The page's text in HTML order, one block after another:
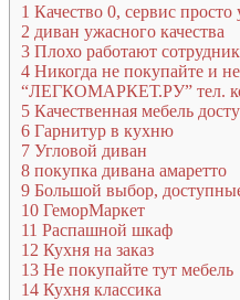
1 Качество 0, сервис просто
2 диван ужасного качества
3 Плохо работают
4 Никогда не покупайте и
“ЛЕГКОМАРКЕТ.РУ” тел.
5 Качественная мебель
6 Гарнитур в кухню
7 Угловой диван
8 покупка дивана амаретто
9 Большой выбор,
10 ГеморМаркет
11 Распашной шкаф
12 Кухня на заказ
13 Не покупайте тут мебель
14 Кухня классика